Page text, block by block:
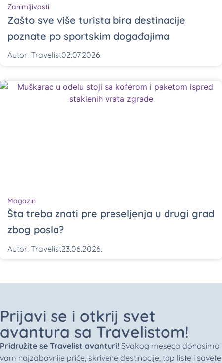
Zanimljivosti
Zašto sve više turista bira destinacije
poznate po sportskim događajima
Autor: Travelist02.07.2026.
Magazin
Šta treba znati pre preseljenja u drugi grad
zbog posla?
Autor: Travelist23.06.2026.
Prijavi se i otkrij svet
avantura sa Travelistom!
Pridružite se Travelist avanturi! Svakog meseca donosimo
vam najzabavnije priče, skrivene destinacije, top liste i savete